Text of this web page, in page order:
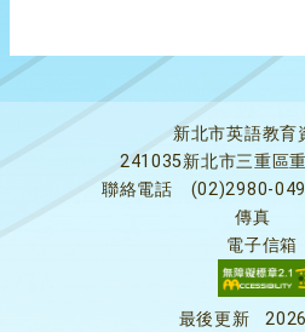
新北市英語教育
241035新北市三重區
聯絡電話
(02)2980-
傳真
電子信箱
最後更新